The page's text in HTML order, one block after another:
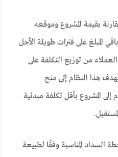
بقيمة المشروع وموقعه
المبلغ على فترات طويلة الأجل
من توزيع التكلفة على
هذا النظام إلى منح
المشروع بأقل تكلفة مبدئية
السداد المناسبة وفقًا لطبيعة